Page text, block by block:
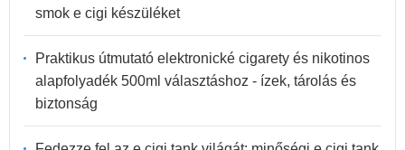
smok e cigi készüléket
Praktikus útmutató elektronické cigarety és nikotinos
alapfolyadék 500ml választáshoz - ízek, tárolás és
biztonság